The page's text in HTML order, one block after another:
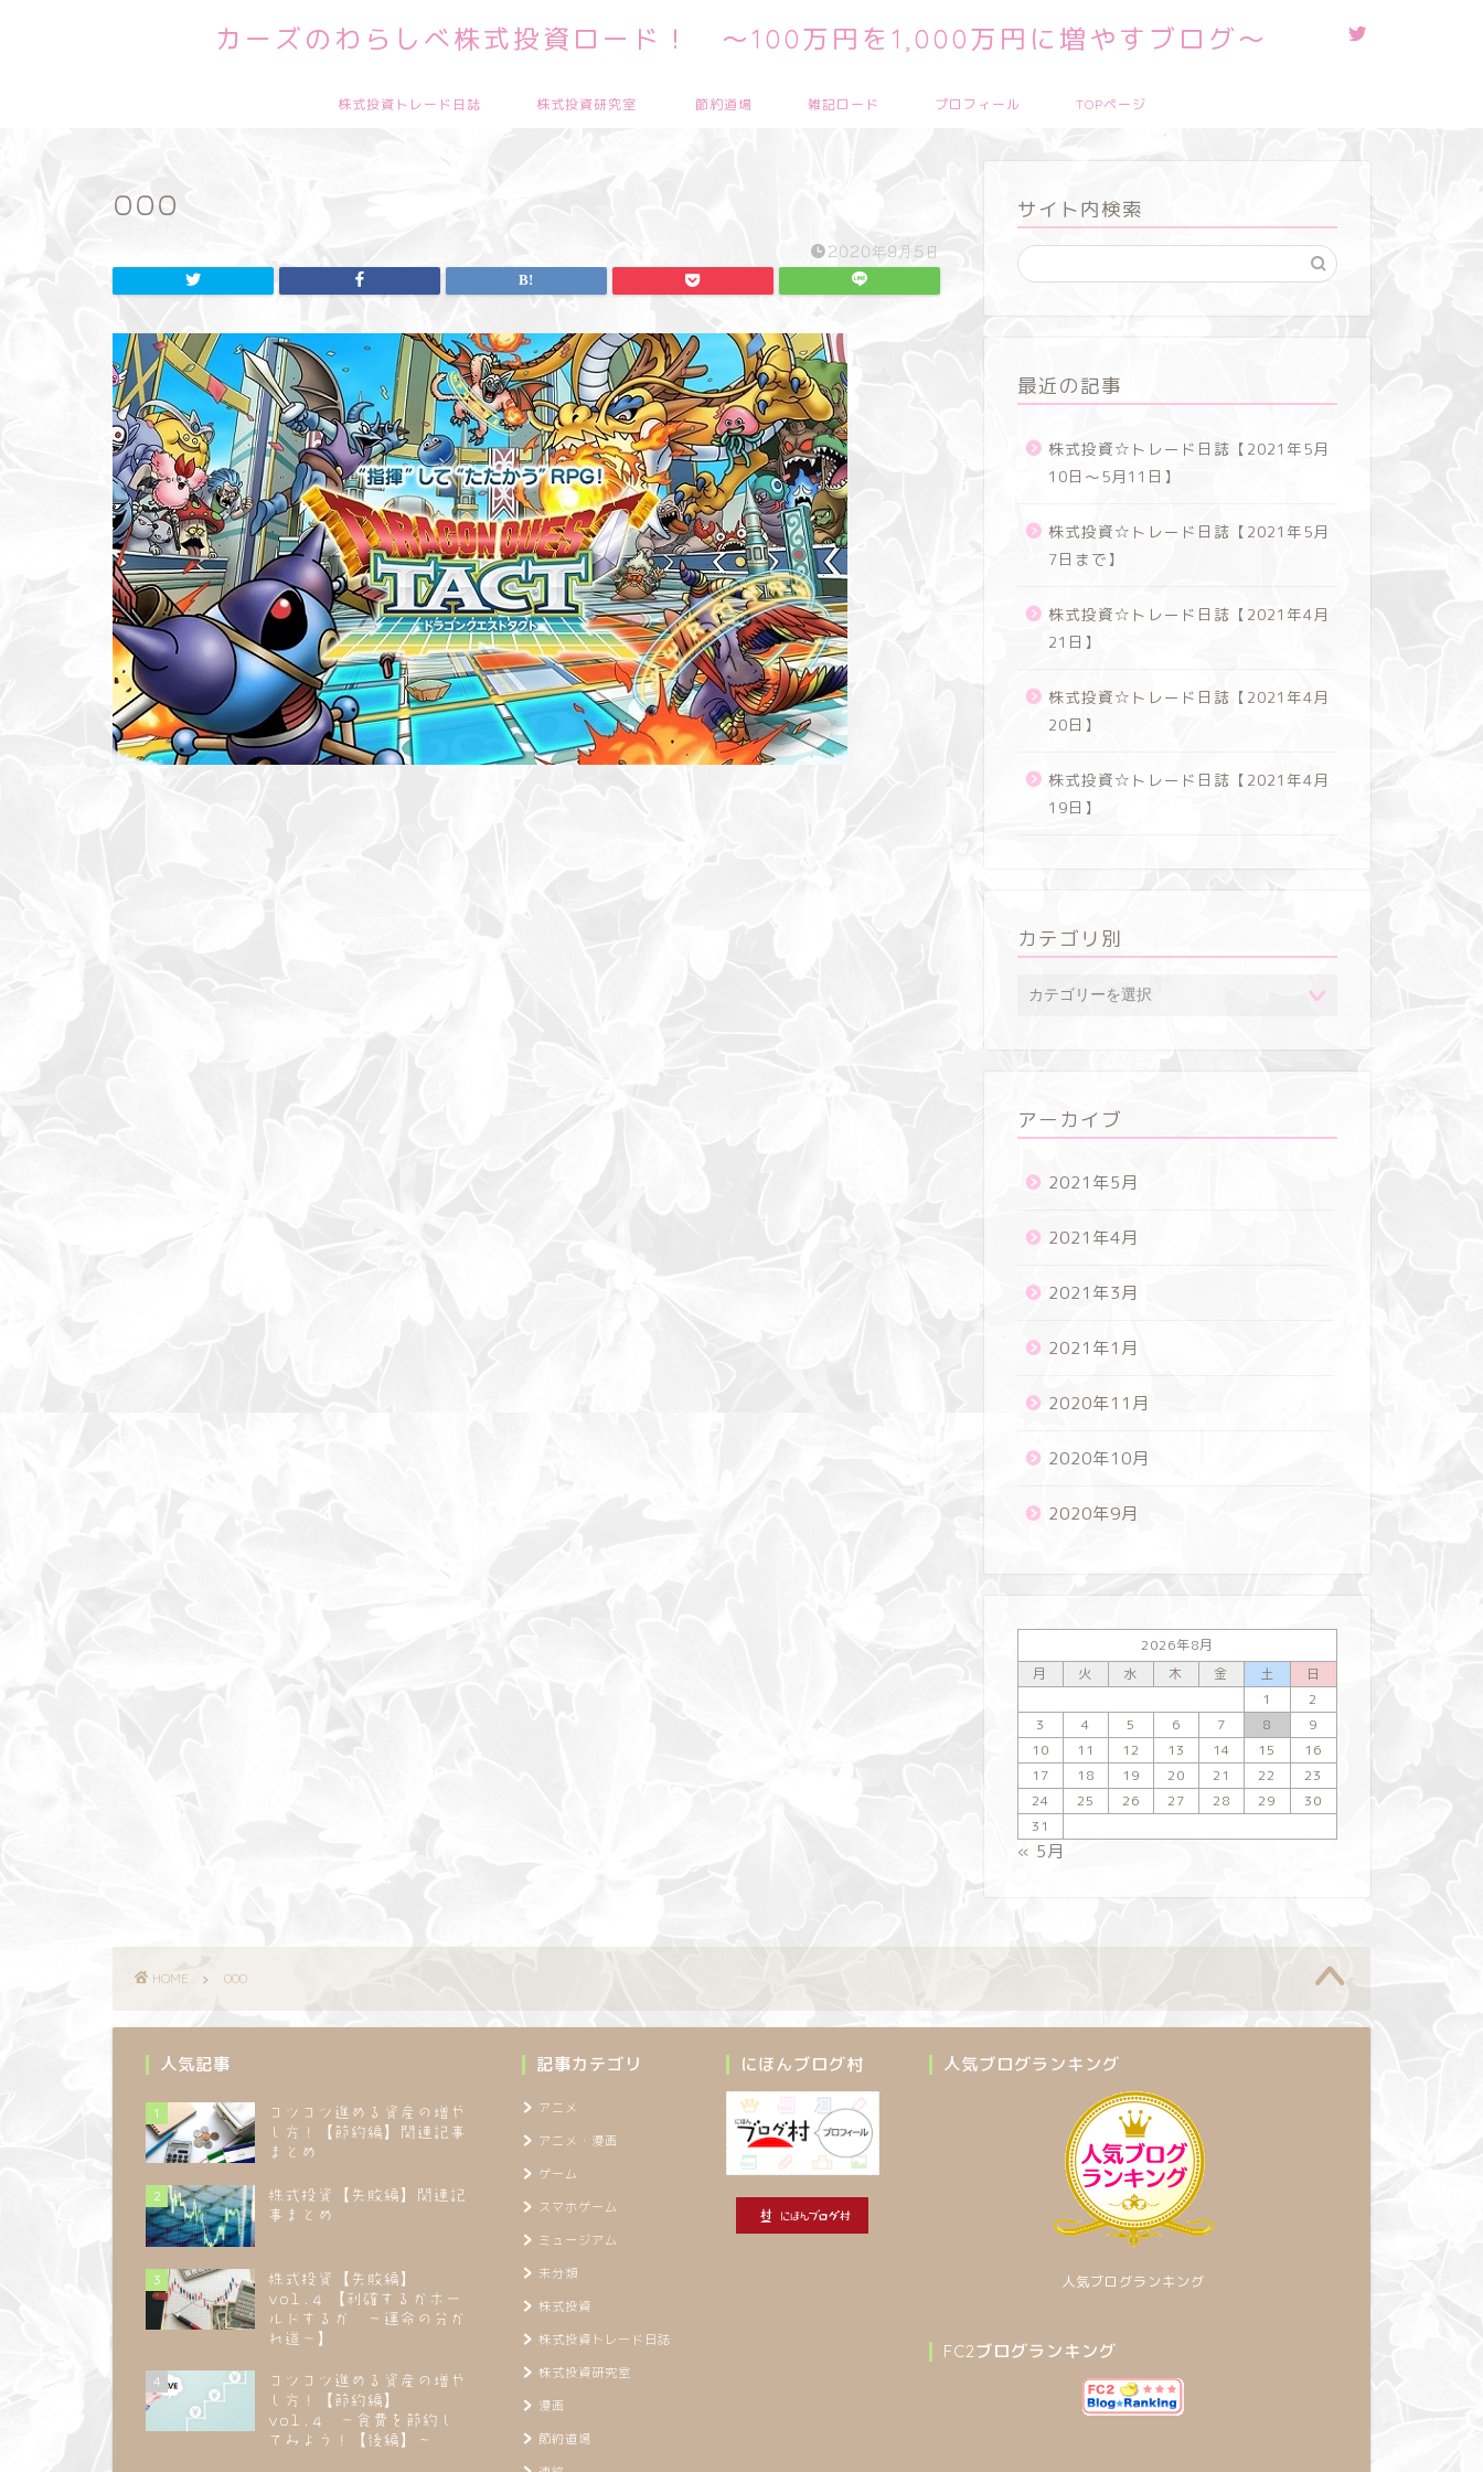
カーズのわらしべ株式投資ロード！ ～100万円を1,000万円に増やすブログ～
株式投資トレード日誌 株式投資研究室 節約道場 雑記ロード プロフィール TOPページ
000
2020年9月5日
サイト内検索
最近の記事
株式投資☆トレード日誌【2021年5月
10日～5月11日】
株式投資☆トレード日誌【2021年5月
7日まで】
株式投資☆トレード日誌【2021年4月
21日】
株式投資☆トレード日誌【2021年4月
20日】
株式投資☆トレード日誌【2021年4月
19日】
カテゴリ別
アーカイブ
2021年5月
2021年4月
2021年3月
2021年1月
2020年11月
2020年10月
2020年9月
2026年8月
月
火 水 木 金 土
日
1
2
3
4 5 6 7 8
9
10
11 12 13 14 15
16
17
18 19 20 21 22
23
24
25 26 27 28 29
30
31
« 5月
HOME 000
人気記事
1
コツコツ進める資産の増や
し方！【節約編】関連記事
まとめ
2
株式投資【失敗編】関連記
事まとめ
3
株式投資【失敗編】
vol.4 【利確するかホー
ルドするか ～運命の分か
れ道～】
4
コツコツ進める資産の増や
し方！【節約編】
vol.4 ～食費を節約し
てみよう！【後編】～
記事カテゴリ
アニメ
アニメ・漫画
ゲーム
スマホゲーム
ミュージアム
未分類
株式投資
株式投資トレード日誌
株式投資研究室
漫画
節約道場
にほんブログ村 人気ブログランキング
人気ブログランキング
FC2ブログランキング